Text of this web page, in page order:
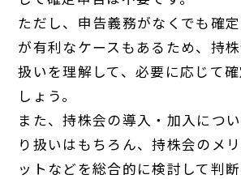
ただし、申告義務がなくでも確
が有利なケースもあるため、持
扱いを理解して、必要に応じて
しょう。
また、持株会の導入・加入につ
り扱いはもちろん、持株会のメ
ットなどを総合的に検討して判